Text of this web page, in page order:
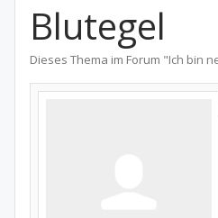
Blutegel
Dieses Thema im Forum "Ich bin